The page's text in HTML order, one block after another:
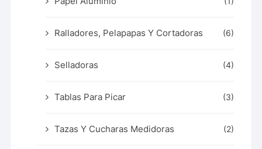
Ralladores, Pelapapas Y Cortadoras (6)
Selladoras (4)
Tablas Para Picar (3)
Tazas Y Cucharas Medidoras (2)